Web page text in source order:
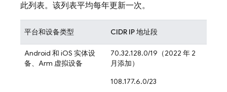
此列表。该列表平均每年更新一次。
平台和设备类型 CIDR IP 地址段
Android 和 iOS 实体设
备、Arm 虚拟设备
70.32.128.0/19（2022 年 2
月添加）
108.177.6.0/23